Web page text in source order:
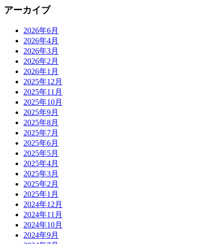
アーカイブ
2026年6月
2026年4月
2026年3月
2026年2月
2026年1月
2025年12月
2025年11月
2025年10月
2025年9月
2025年8月
2025年7月
2025年6月
2025年5月
2025年4月
2025年3月
2025年2月
2025年1月
2024年12月
2024年11月
2024年10月
2024年9月